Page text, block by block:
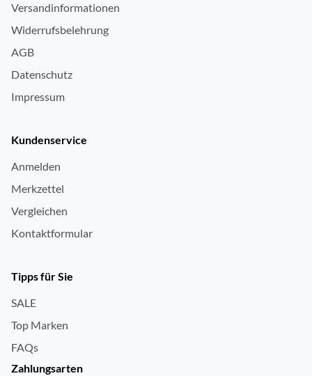
Versandinformationen
Widerrufsbelehrung
AGB
Datenschutz
Impressum
Kundenservice
Anmelden
Merkzettel
Vergleichen
Kontaktformular
Tipps für Sie
SALE
Top Marken
FAQs
Zahlungsarten